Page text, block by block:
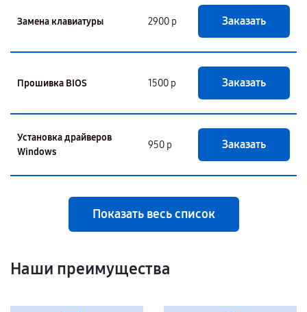
Замена клавиатуры 2900 р Заказать
Прошивка BIOS 1500 р Заказать
Установка драйверов
Windows
950 р Заказать
Показать весь список
Наши преимущества